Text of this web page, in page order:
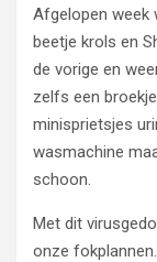
Afgelopen week
beetje krols en
de vorige en
zelfs een
minisprietsjes
wasmachine
schoon.
Met dit
onze